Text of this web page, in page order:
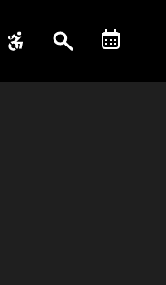
asistencia